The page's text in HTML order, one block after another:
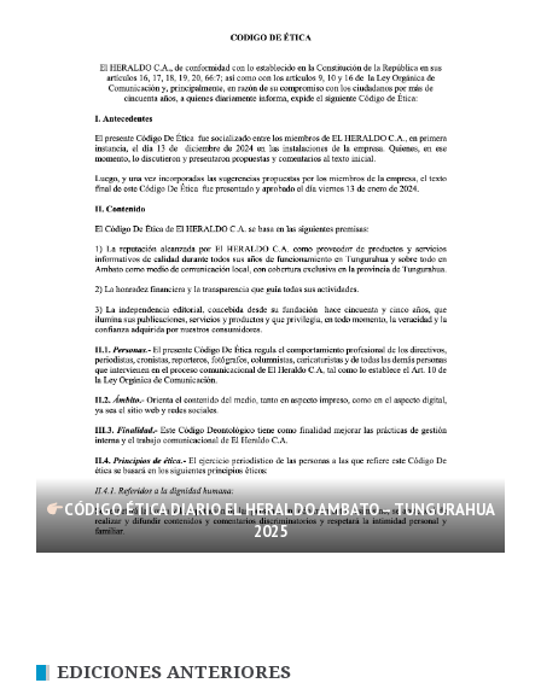
CÓDIGO ÉTICA DIARIO EL HERALDO AMBATO – TUNGURAHUA
2025
EDICIONES ANTERIORES